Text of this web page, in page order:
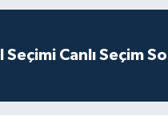
Canlı Seçim